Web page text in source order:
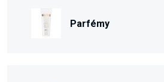
Parfémy